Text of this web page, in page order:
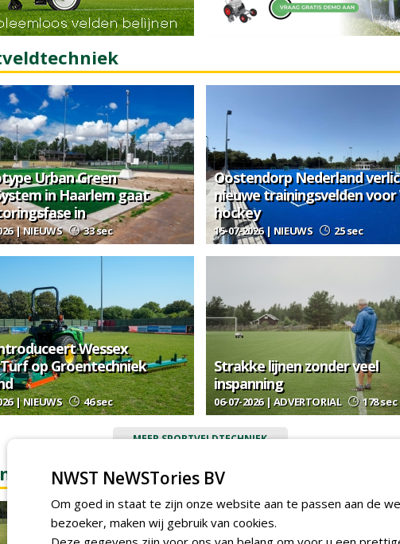
Urban Green
in Haarlem gaat
in
| NIEUWS 33 sec
Oostendorp Nederland
nieuwe trainingsvelden voor
hockey
15-07-2026 | NIEUWS 25 sec
Wessex
op Groentechniek
| NIEUWS 46 sec
Strakke lijnen zonder veel
inspanning
06-07-2026 | ADVERTORIAL 178 sec
MEER SPORTVELDTECHNIEK
& bodembiologie
NWST NeWSTories BV
Om goed in staat te zijn onze website aan te passen aan de
bezoeker, maken wij gebruik van cookies.